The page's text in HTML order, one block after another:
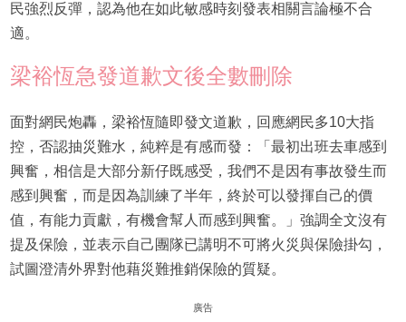
民強烈反彈，認為他在如此敏感時刻發表相關言論極不合
適。
梁裕恆急發道歉文後全數刪除
面對網民炮轟，梁裕恆隨即發文道歉，回應網民多10大指
控，否認抽災難水，純粹是有感而發：「最初出班去車感到
興奮，相信是大部分新仔既感受，我們不是因有事故發生而
感到興奮，而是因為訓練了半年，終於可以發揮自己的價
值，有能力貢獻，有機會幫人而感到興奮。」強調全文沒有
提及保險，並表示自己團隊已講明不可將火災與保險掛勾，
試圖澄清外界對他藉災難推銷保險的質疑。
廣告